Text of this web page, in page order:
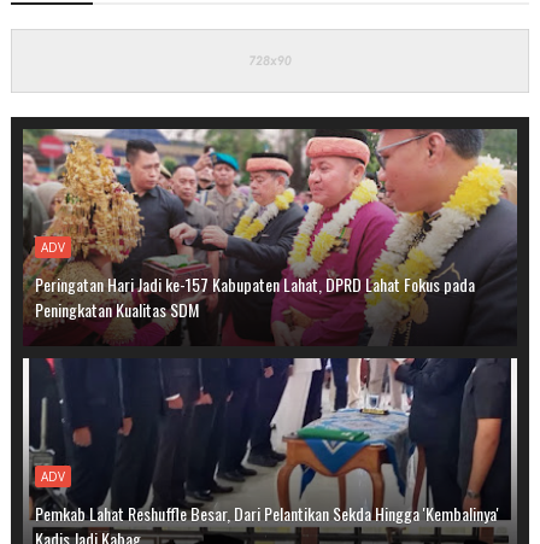
ADV
Peringatan Hari Jadi ke-157 Kabupaten Lahat, DPRD Lahat Fokus pada
Peningkatan Kualitas SDM
ADV
Pemkab Lahat Reshuffle Besar, Dari Pelantikan Sekda Hingga 'Kembalinya'
Kadis Jadi Kabag